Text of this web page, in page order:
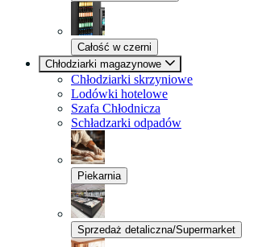
Całość w czerni
Chłodziarki magazynowe
Chłodziarki skrzyniowe
Lodówki hotelowe
Szafa Chłodnicza
Schładzarki odpadów
Piekarnia
Sprzedaż detaliczna/Supermarket